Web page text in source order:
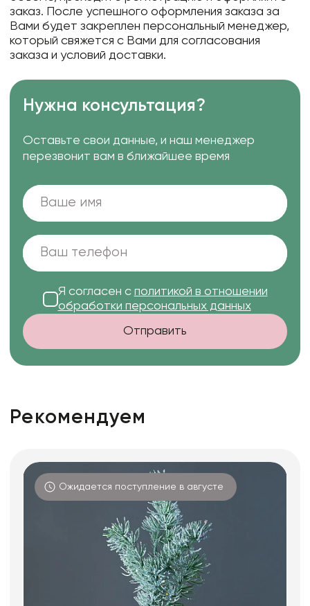
заказ. После успешного оформления заказа за
Вами будет закреплен персональный менеджер,
который свяжется с Вами для согласования
заказа и условий доставки.
Нужна консультация?
Оставьте свои данные, и наш менеджер
перезвонит вам в ближайшее время
Я согласен с политикой в отношении
обработки персональных данных
Отправить
Рекомендуем
Ожидается поступление в августе